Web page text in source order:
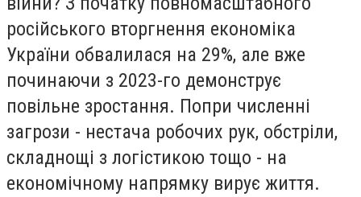
російського вторгнення економіка
України обвалилася на 29%, але вже
починаючи з 2023-го демонструє
повільне зростання. Попри численні
загрози - нестача робочих рук, обстріли,
складнощі з логістикою тощо - на
економічному напрямку вирує життя.